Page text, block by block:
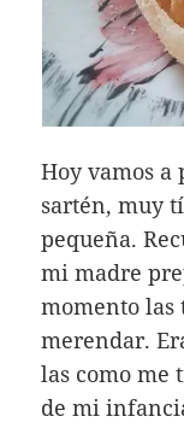
Hoy vamos a
sartén, muy
pequeña.
mi madre
momento las
merendar.
las como me
de mi